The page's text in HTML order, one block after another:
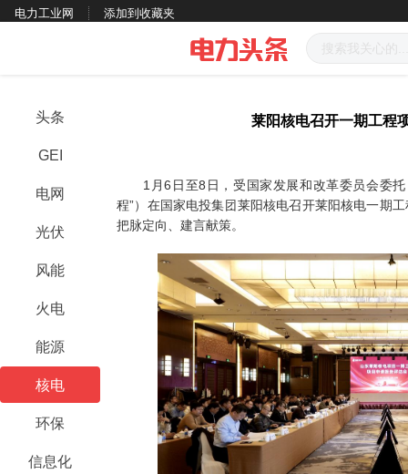
电力工业网 添加到收藏夹
头条
GEI
电网
光伏
风能
火电
能源
核电
环保
信息化
莱阳核电召开一期工程
1月6日至8日，受国家发展和改革委员会委托
程”）在国家电投集团莱阳核电召开莱阳核电一期
把脉定向、建言献策。